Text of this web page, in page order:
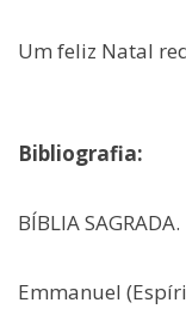
Um feliz Natal
Bibliografia:
BÍBLIA SAGRADA.
Emmanuel